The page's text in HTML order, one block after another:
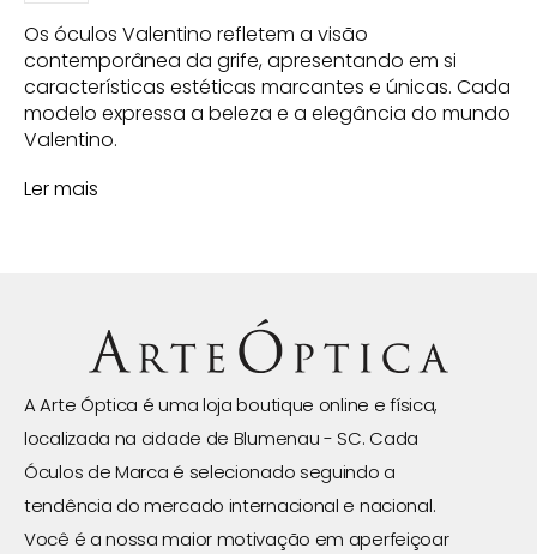
Os óculos Valentino refletem a visão
contemporânea da grife, apresentando em si
características estéticas marcantes e únicas. Cada
modelo expressa a beleza e a elegância do mundo
Valentino.
Ler mais
A Arte Óptica é uma loja boutique online e física,
localizada na cidade de Blumenau - SC. Cada
Óculos de Marca é selecionado seguindo a
tendência do mercado internacional e nacional.
Você é a nossa maior motivação em aperfeiçoar